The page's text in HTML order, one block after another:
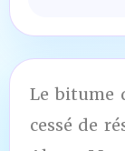
Le bitume
cessé de